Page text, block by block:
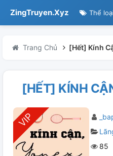
ZingTruyen.Xyz Thể
Trang Chủ [Hết] Kính
[HẾT] KÍNH
85